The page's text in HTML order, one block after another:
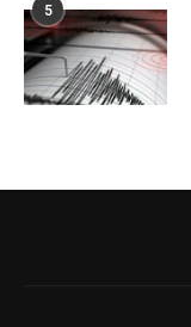
5